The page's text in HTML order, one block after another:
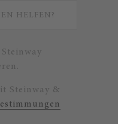
Steinway &